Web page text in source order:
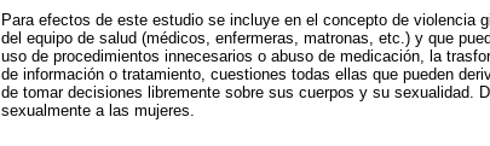
Para efectos de este estudio se incluye en el concepto de violencia
del equipo de salud (médicos, enfermeras, matronas, etc.) y que
uso de procedimientos innecesarios o abuso de medicación, la
de información o tratamiento, cuestiones todas ellas que pueden
de tomar decisiones libremente sobre sus cuerpos y su sexualidad.
sexualmente a las mujeres.